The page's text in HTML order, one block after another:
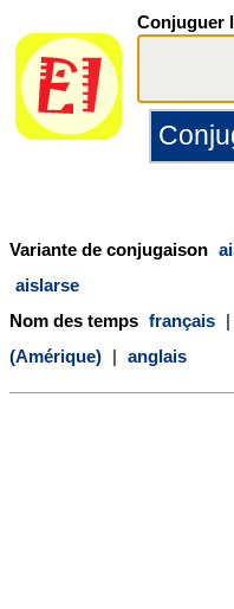
Conjuguer
Variante de conjugaison
aislarse
Nom des temps français |
(Amérique) | anglais